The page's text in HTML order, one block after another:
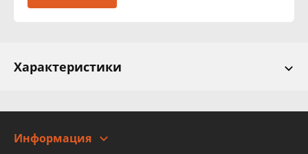
Характеристики
Информация